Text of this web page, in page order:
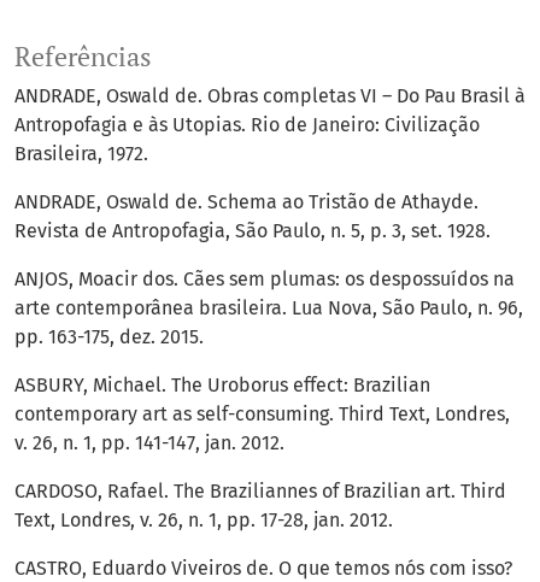
Referências
ANDRADE, Oswald de. Obras completas VI – Do Pau Brasil à
Antropofagia e às Utopias. Rio de Janeiro: Civilização
Brasileira, 1972.
ANDRADE, Oswald de. Schema ao Tristão de Athayde.
Revista de Antropofagia, São Paulo, n. 5, p. 3, set. 1928.
ANJOS, Moacir dos. Cães sem plumas: os despossuídos na
arte contemporânea brasileira. Lua Nova, São Paulo, n. 96,
pp. 163-175, dez. 2015.
ASBURY, Michael. The Uroborus effect: Brazilian
contemporary art as self-consuming. Third Text, Londres,
v. 26, n. 1, pp. 141-147, jan. 2012.
CARDOSO, Rafael. The Braziliannes of Brazilian art. Third
Text, Londres, v. 26, n. 1, pp. 17-28, jan. 2012.
CASTRO, Eduardo Viveiros de. O que temos nós com isso?